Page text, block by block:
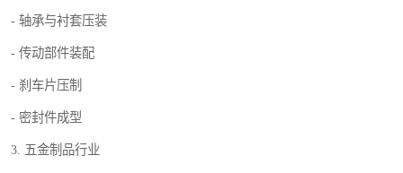
- 轴承与衬套压装
- 传动部件装配
- 刹车片压制
- 密封件成型
3. 五金制品行业